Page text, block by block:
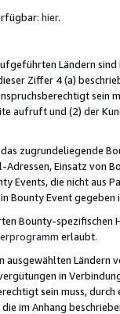
hier.
Ländern
Ziffer 4 (a)
sein
aufruft und (2) der
zugrundeliegende
Einsatz von
Events, die nicht
Bounty Event
Bounty-spezifischen
erlaubt.
ausgewählten Ländern
in
sein muss,
im Anhang